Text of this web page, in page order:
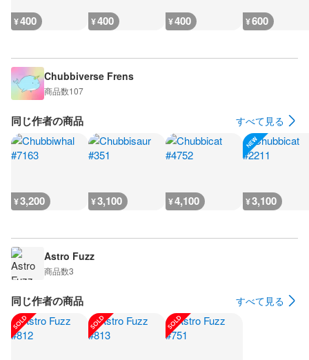
¥400 ¥400 ¥400 ¥600
Chubbiverse Frens
商品数107
同じ作者の商品 すべて見る
¥3,200 ¥3,100 ¥4,100 ¥3,100
Astro Fuzz
商品数3
同じ作者の商品 すべて見る